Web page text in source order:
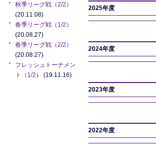
秋季リーグ戦（2/2）
(20.11.08)
春季リーグ戦（1/2）
(20.08.27)
春季リーグ戦（2/2）
(20.08.27)
フレッシュトーナメン
ト（1/2）
(19.11.16)
2025年度
2024年度
2023年度
2022年度